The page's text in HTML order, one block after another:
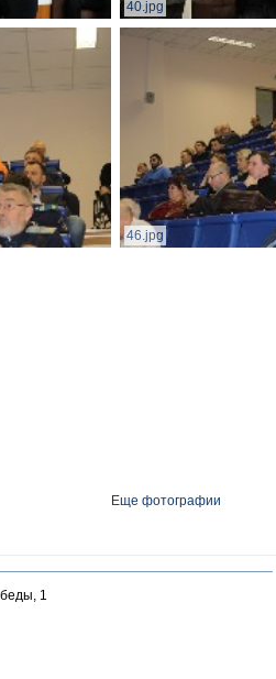
40.jpg
46.jpg
Еще фотографии
1